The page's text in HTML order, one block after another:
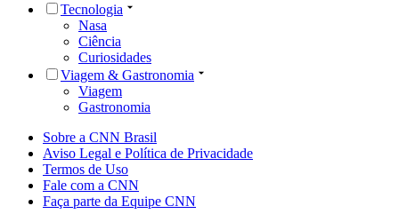
Tecnologia
Nasa
Ciência
Curiosidades
Viagem & Gastronomia
Viagem
Gastronomia
Sobre a CNN Brasil
Aviso Legal e Política de Privacidade
Termos de Uso
Fale com a CNN
Faça parte da Equipe CNN